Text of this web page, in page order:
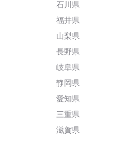
石川県
福井県
山梨県
長野県
岐阜県
静岡県
愛知県
三重県
滋賀県